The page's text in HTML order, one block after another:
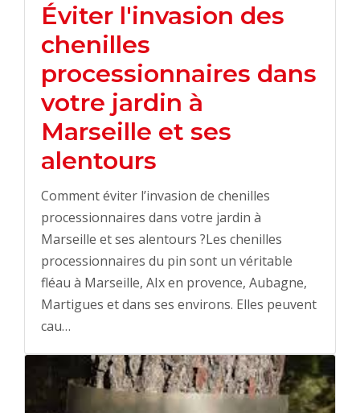
Éviter l'invasion des
chenilles
processionnaires dans
votre jardin à
Marseille et ses
alentours
Comment éviter l’invasion de chenilles
processionnaires dans votre jardin à
Marseille et ses alentours ?Les chenilles
processionnaires du pin sont un véritable
fléau à Marseille, AIx en provence, Aubagne,
Martigues et dans ses environs. Elles peuvent
cau…